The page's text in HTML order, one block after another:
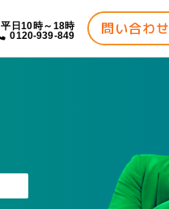
平日10時～18時
0120-939-849 問い合わせ